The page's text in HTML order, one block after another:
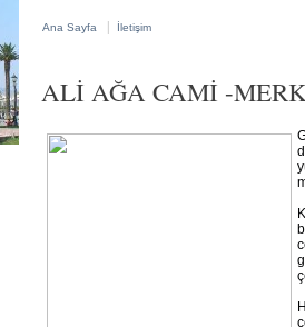
Ana Sayfa İletişim
ALİ AĞA CAMİ -